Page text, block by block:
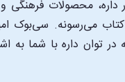
داره، محصولات
می‌رسونه. سی‌بوک
توان داره با شما